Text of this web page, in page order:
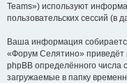
Teams») используют
пользовательских сессий
Ваша информация
«Форум Селятино»
phpBB определённого
загружаемые в папку